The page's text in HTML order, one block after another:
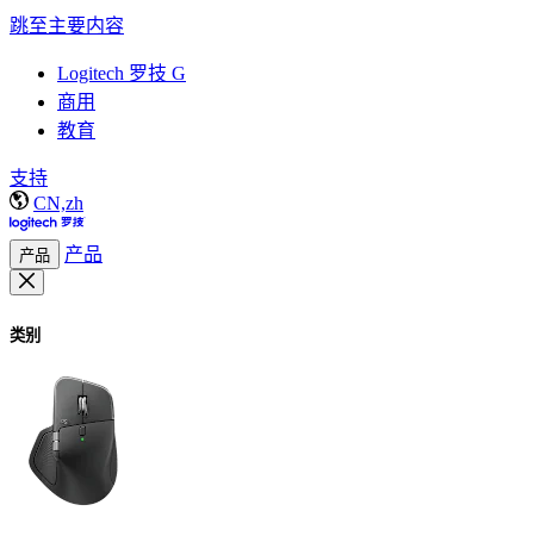
跳至主要内容
Logitech 罗技 G
商用
教育
支持
CN,zh
产品 产品
类别